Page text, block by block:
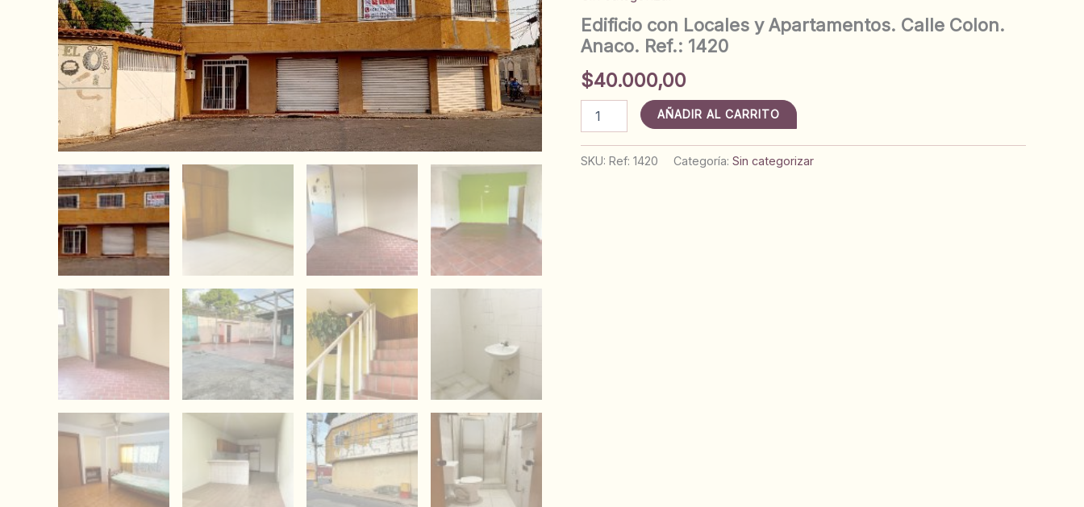
Edificio con Locales y Apartamentos. Calle Colon.
Anaco. Ref.: 1420
$40.000,00
con
y
AÑADIR AL CARRITO
SKU: Ref: 1420 Categoría: Sin categorizar